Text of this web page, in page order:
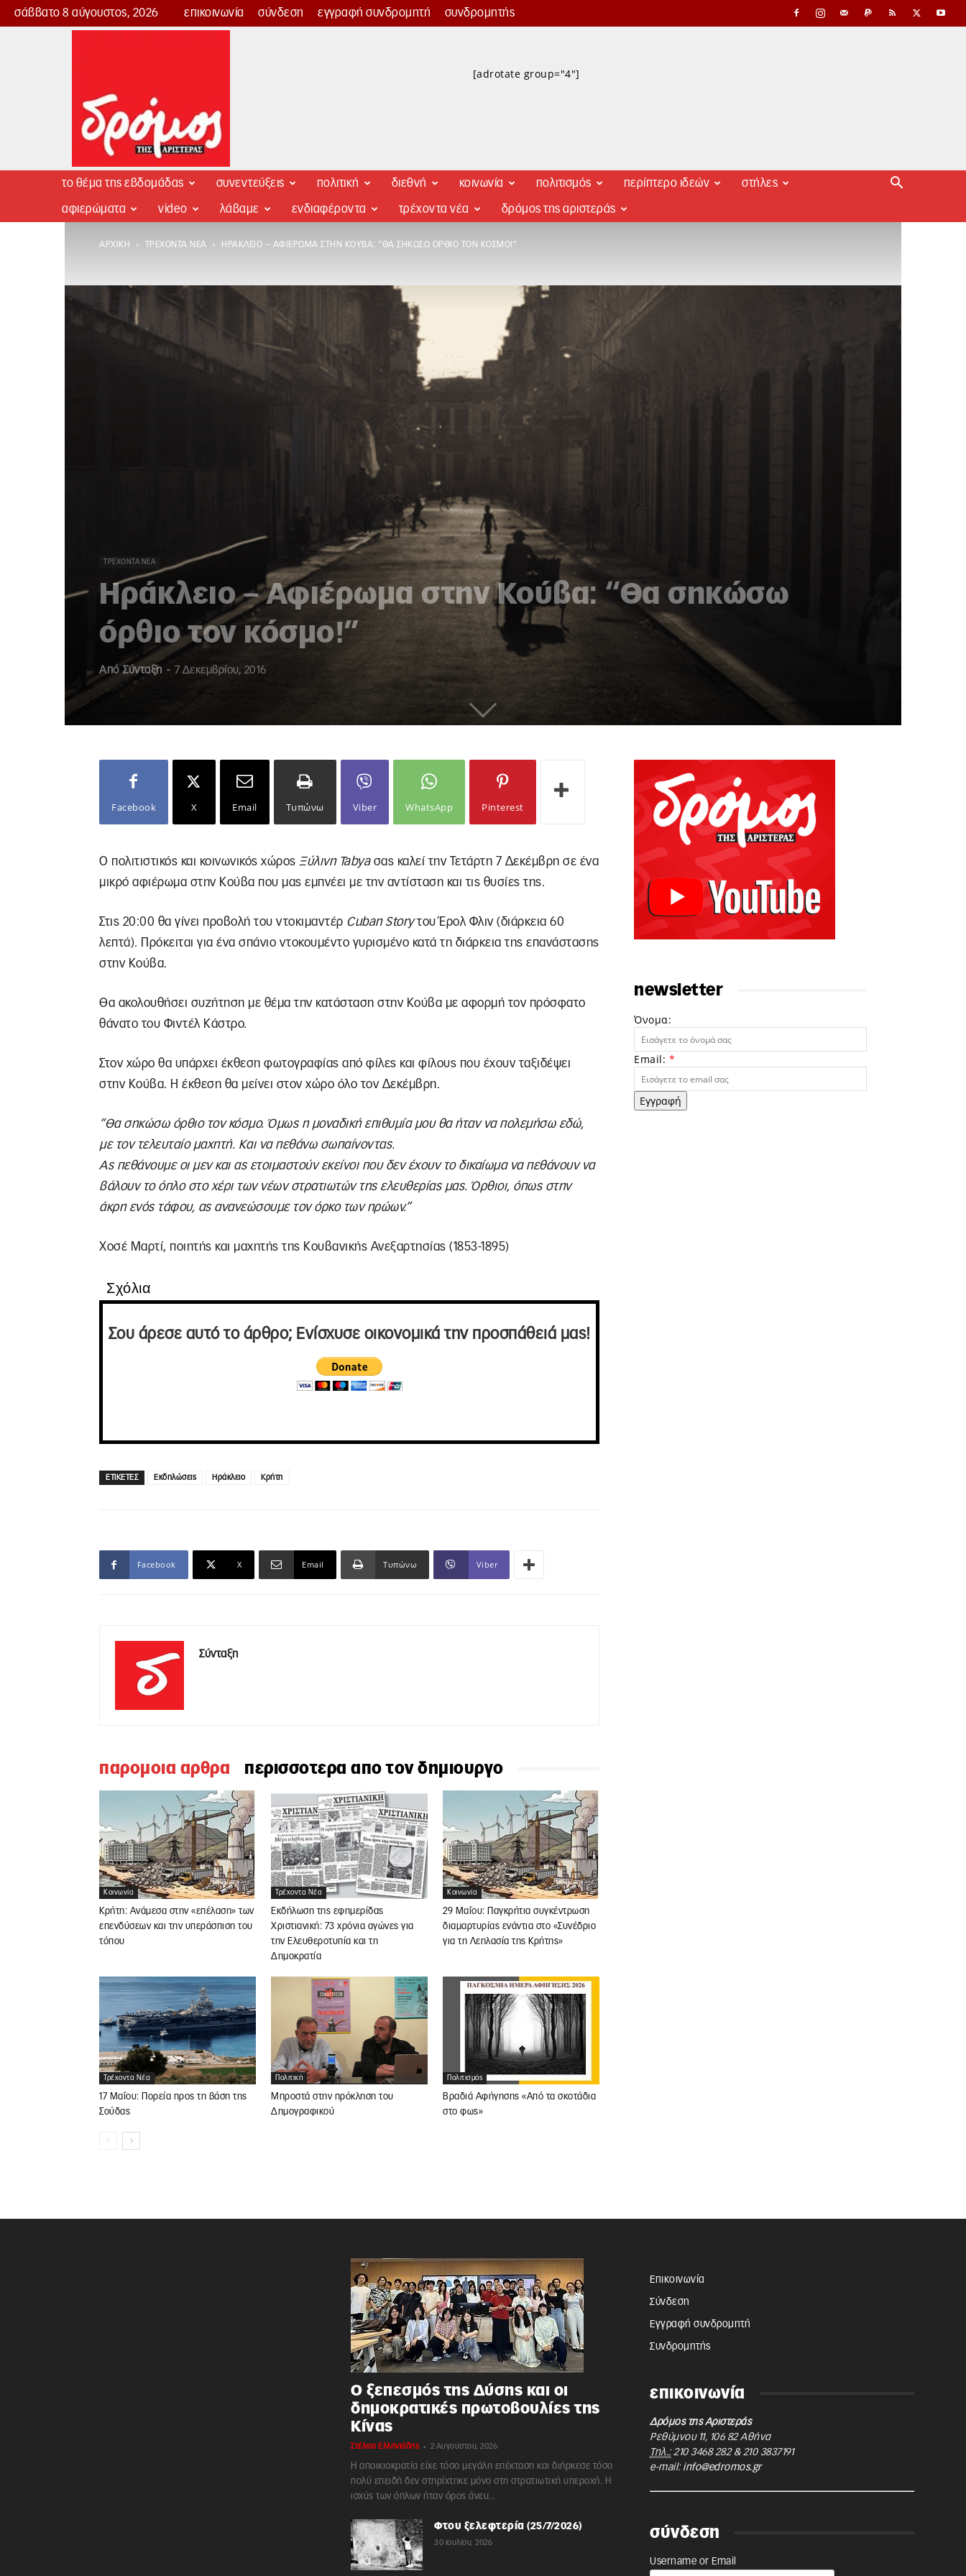
σάββατο 8 αύγουστος, 2026 επικοινωνία σύνδεση εγγραφή συνδρομητή συνδρομητής
Δρόμος
[adrotate group="4"]
το θέμα της εβδομάδας συνεντεύξεις πολιτική διεθνή κοινωνία πολιτισμός περίπτερο ιδεών στήλες
αφιερώματα video λάβαμε ενδιαφέροντα τρέχοντα νέα δρόμος της αριστεράς
ΑΡΧΙΚΉ ΤΡΈΧΟΝΤΑ ΝΈΑ ΗΡΆΚΛΕΙΟ – ΑΦΙΈΡΩΜΑ ΣΤΗΝ ΚΟΎΒΑ: “ΘΑ ΣΗΚΏΣΩ ΌΡΘΙΟ ΤΟΝ ΚΌΣΜΟ!”
ΤΡΈΧΟΝΤΑ ΝΈΑ
Ηράκλειο – Αφιέρωμα στην Κούβα: “Θα σηκώσω
όρθιο τον κόσμο!”
Από Σύνταξη - 7 Δεκεμβρίου, 2016
Facebook X Email Τυπώνω Viber WhatsApp Pinterest
Ο πολιτιστικός και κοινωνικός χώρος Ξύλινη Tabyaσας καλεί την Τετάρτη 7 Δεκέμβρη σε ένα
μικρό αφιέρωμα στην Κούβα που μας εμπνέει με την αντίσταση και τις θυσίες της.
Στις 20:00 θα γίνει προβολή του ντοκιμαντέρ Cuban Storyτου Έρολ Φλιν (διάρκεια 60
λεπτά). Πρόκειται για ένα σπάνιο ντοκουμέντο γυρισμένο κατά τη διάρκεια της επανάστασης
στην Κούβα.
Θα ακολουθήσει συζήτηση με θέμα την κατάσταση στην Κούβα με αφορμή τον πρόσφατο
θάνατο του Φιντέλ Κάστρο.
Στον χώρο θα υπάρχει έκθεση φωτογραφίας από φίλες και φίλους που έχουν ταξιδέψει
στην Κούβα. Η έκθεση θα μείνει στον χώρο όλο τον Δεκέμβρη.
“Θα σηκώσω όρθιο τον κόσμο. Όμως η μοναδική επιθυμία μου θα ήταν να πολεμήσω εδώ,
με τον τελευταίο μαχητή. Και να πεθάνω σωπαίνοντας.
Ας πεθάνουμε οι μεν και ας ετοιμαστούν εκείνοι που δεν έχουν το δικαίωμα να πεθάνουν να
βάλουν το όπλο στο χέρι των νέων στρατιωτών της ελευθερίας μας. Όρθιοι, όπως στην
άκρη ενός τάφου, ας ανανεώσουμε τον όρκο των ηρώων.”
Χοσέ Μαρτί, ποιητής και μαχητής της Κουβανικής Ανεξαρτησίας (1853-1895)
Σχόλια
Σου άρεσε αυτό το άρθρο; Ενίσχυσε οικονομικά την προσπάθειά μας!
ΕΤΙΚΕΤΕΣ Εκδηλώσεις Ηράκλειο Κρήτη
Facebook X Email Τυπώνω Viber
Σύνταξη
παρομοια αρθρα περισσοτερα απο τον δημιουργο
Κοινωνία
Κρήτη: Ανάμεσα στην «επέλαση» των
επενδύσεων και την υπεράσπιση του
τόπου
Τρέχοντα Νέα
Εκδήλωση της εφημερίδας
Χριστιανική: 73 χρόνια αγώνες για
την Ελευθεροτυπία και τη
Δημοκρατία
Κοινωνία
29 Μαΐου: Παγκρήτια συγκέντρωση
διαμαρτυρίας ενάντια στο «Συνέδριο
για τη Λεηλασία της Κρήτης»
Τρέχοντα Νέα
17 Μαΐου: Πορεία προς τη βάση της
Σούδας
Πολιτική
Μπροστά στην πρόκληση του
Δημογραφικού
Πολιτισμός
Βραδιά Αφήγησης «Από τα σκοτάδια
στο φως»
newsletter
Όνομα:
Email: *
Εγγραφή
Ο ξεπεσμός της Δύσης και οι
δημοκρατικές πρωτοβουλίες της
Κίνας
Στέλιος Ελληνιάδης - 2 Αυγούστου, 2026
Η αποικιοκρατία είχε τόσο μεγάλη επέκταση και διήρκεσε τόσο
πολύ επειδή δεν στηρίχτηκε μόνο στη στρατιωτική υπεροχή. Η
ισχύς των όπλων ήταν όρος άνευ...
Φτου ξελεφτερία (25/7/2026)
30 Ιουλίου, 2026
Επικοινωνία
Σύνδεση
Εγγραφή συνδρομητή
Συνδρομητής
επικοινωνία
Δρόμος της Αριστεράς
Ρεθύμνου 11, 106 82 Αθήνα
Τηλ.: 210 3468 282& 210 3837191
e-mail: info@edromos.gr
σύνδεση
Username or Email